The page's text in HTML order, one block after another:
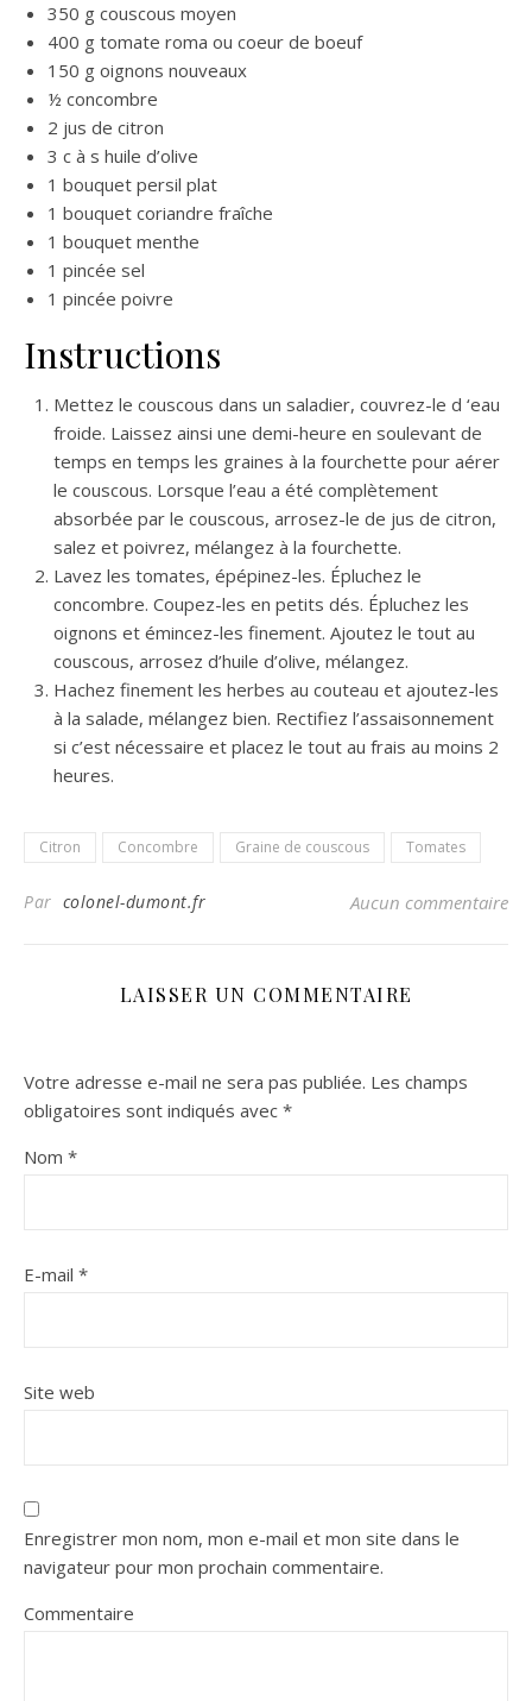
350 g couscous moyen
400 g tomate roma ou coeur de boeuf
150 g oignons nouveaux
½ concombre
2 jus de citron
3 c à s huile d’olive
1 bouquet persil plat
1 bouquet coriandre fraîche
1 bouquet menthe
1 pincée sel
1 pincée poivre
Instructions
Mettez le couscous dans un saladier, couvrez-le d ‘eau
froide. Laissez ainsi une demi-heure en soulevant de
temps en temps les graines à la fourchette pour aérer
le couscous. Lorsque l’eau a été complètement
absorbée par le couscous, arrosez-le de jus de citron,
salez et poivrez, mélangez à la fourchette.
Lavez les tomates, épépinez-les. Épluchez le
concombre. Coupez-les en petits dés. Épluchez les
oignons et émincez-les finement. Ajoutez le tout au
couscous, arrosez d’huile d’olive, mélangez.
Hachez finement les herbes au couteau et ajoutez-les
à la salade, mélangez bien. Rectifiez l’assaisonnement
si c’est nécessaire et placez le tout au frais au moins 2
heures.
Citron Concombre Graine de couscous Tomates
Par colonel-dumont.fr Aucun commentaire
LAISSER UN COMMENTAIRE
Votre adresse e-mail ne sera pas publiée. Les champs
obligatoires sont indiqués avec *
Nom *
E-mail *
Site web
Enregistrer mon nom, mon e-mail et mon site dans le
navigateur pour mon prochain commentaire.
Commentaire